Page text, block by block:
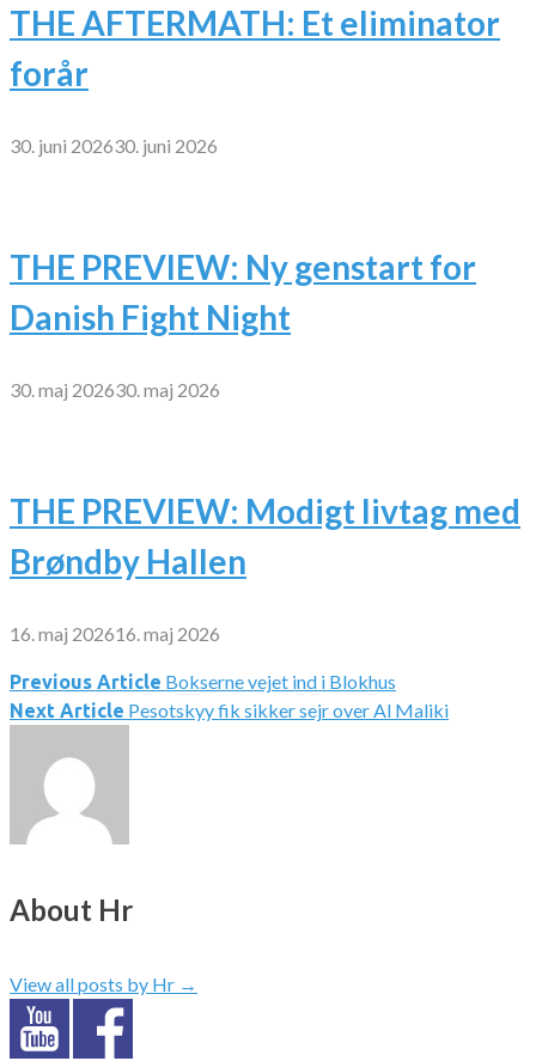
THE AFTERMATH: Et eliminator
forår
30. juni 202630. juni 2026
THE PREVIEW: Ny genstart for
Danish Fight Night
30. maj 202630. maj 2026
THE PREVIEW: Modigt livtag med
Brøndby Hallen
16. maj 202616. maj 2026
Indlægsnavigation
Previous Article Bokserne vejet ind i Blokhus
Next Article Pesotskyy fik sikker sejr over Al Maliki
About Hr
View all posts by Hr →